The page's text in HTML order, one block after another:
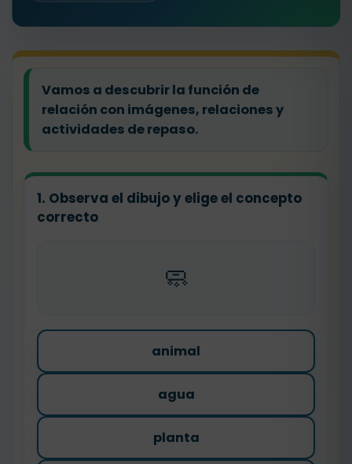
Vamos a descubrir la función de
relación con imágenes, relaciones y
actividades de repaso.
1. Observa el dibujo y elige el concepto
correcto
🧼
animal
agua
planta